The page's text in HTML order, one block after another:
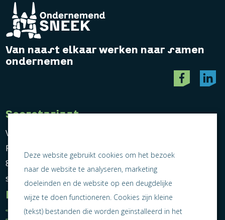
Van naast elkaar werken naar samen
ondernemen
Secretariaat
Vereniging Ondernemend Sneek
Postbus 464
8600 AL Sneek
secretariaat@ondernemendsneek.nl
Informatie
Ledenoverzicht
Nieuws
Deze website gebruikt cookies om het bezoek
naar de website te analyseren, marketing
doeleinden en de website op een deugdelijke
wijze te doen functioneren. Cookies zijn kleine
(tekst) bestanden die worden geïnstalleerd in het